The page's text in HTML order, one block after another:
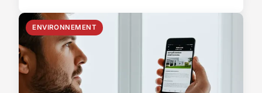
ENVIRONNEMENT